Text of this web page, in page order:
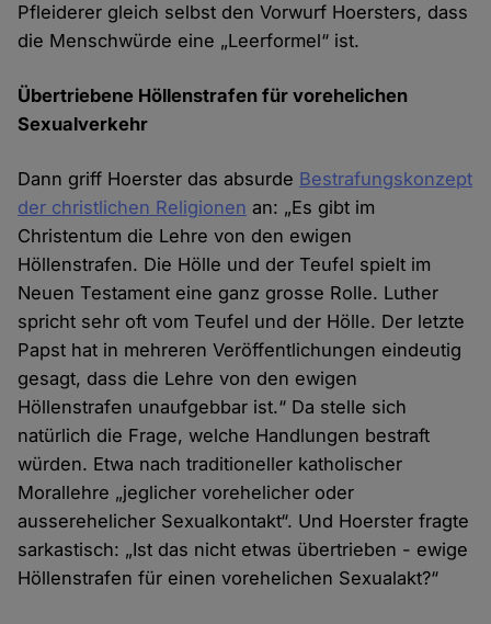
Pfleiderer gleich selbst den Vorwurf Hoersters, dass
die Menschwürde eine „Leerformel“ ist.
Übertriebene Höllenstrafen für vorehelichen
Sexualverkehr
Dann griff Hoerster das absurde Bestrafungskonzept
der christlichen Religionen an: „Es gibt im
Christentum die Lehre von den ewigen
Höllenstrafen. Die Hölle und der Teufel spielt im
Neuen Testament eine ganz grosse Rolle. Luther
spricht sehr oft vom Teufel und der Hölle. Der letzte
Papst hat in mehreren Veröffentlichungen eindeutig
gesagt, dass die Lehre von den ewigen
Höllenstrafen unaufgebbar ist.“ Da stelle sich
natürlich die Frage, welche Handlungen bestraft
würden. Etwa nach traditioneller katholischer
Morallehre „jeglicher vorehelicher oder
ausserehelicher Sexualkontakt“. Und Hoerster fragte
sarkastisch: „Ist das nicht etwas übertrieben - ewige
Höllenstrafen für einen vorehelichen Sexualakt?“